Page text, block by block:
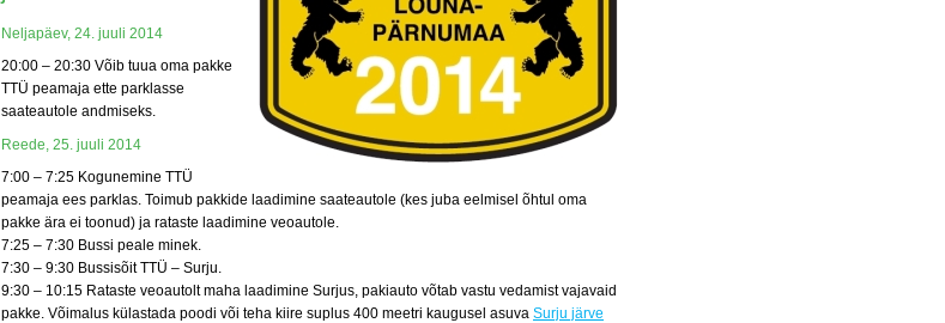
Neljapäev, 24. juuli 2014
20:00 – 20:30 Võib tuua oma pakke
TTÜ peamaja ette parklasse
saateautole andmiseks.
Reede, 25. juuli 2014
7:00 – 7:25 Kogunemine TTÜ
peamaja ees parklas. Toimub pakkide laadimine saateautole (kes juba eelmisel õhtul oma
pakke ära ei toonud) ja rataste laadimine veoautole.
7:25 – 7:30 Bussi peale minek.
7:30 – 9:30 Bussisõit TTÜ – Surju.
9:30 – 10:15 Rataste veoautolt maha laadimine Surjus, pakiauto võtab vastu vedamist vajavaid
pakke. Võimalus külastada poodi või teha kiire suplus 400 meetri kaugusel asuva Surju järve